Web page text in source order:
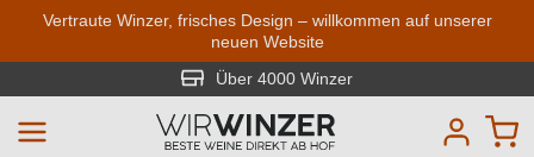
Zum Hauptinhalt springen
Vertraute Winzer, frisches Design – willkommen auf unserer
neuen Website
Über 4000 Winzer
Weinsuche
Mindestens 3 Zeichen eingeben